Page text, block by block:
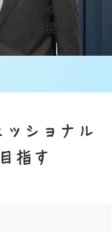
プがしやすく
すい環境
ッショナル
指す